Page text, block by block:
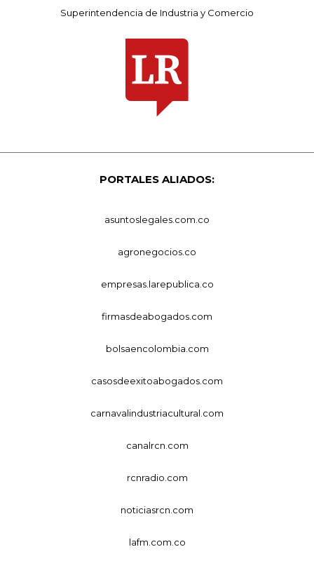
Superintendencia de Industria y Comercio
PORTALES ALIADOS:
asuntoslegales.com.co
agronegocios.co
empresas.larepublica.co
firmasdeabogados.com
bolsaencolombia.com
casosdeexitoabogados.com
carnavalindustriacultural.com
canalrcn.com
rcnradio.com
noticiasrcn.com
lafm.com.co